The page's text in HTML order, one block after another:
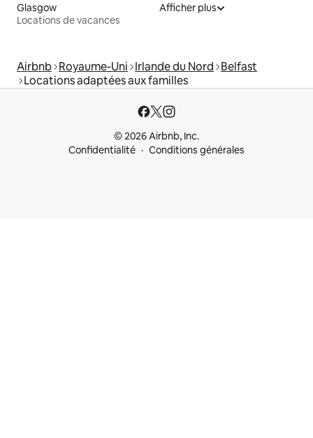
Glasgow
Locations de vacances
Afficher plus
Airbnb Royaume-Uni Irlande du Nord Belfast
Locations adaptées aux familles
© 2026 Airbnb, Inc.
Confidentialité
Conditions générales